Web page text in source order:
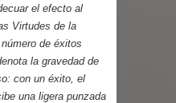
el efecto al
Virtudes de la
de éxitos
la gravedad de
con un éxito, el
una ligera punzada